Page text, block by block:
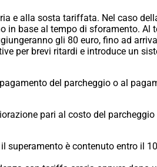
e alla sosta tariffata. Nel caso
in base al tempo di sforamento. Al
gli 80 euro, fino ad
per brevi ritardi e introduce un
del parcheggio o al
pari al costo del parcheggio
superamento è contenuto entro il